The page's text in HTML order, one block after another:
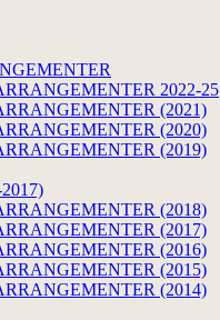
2022-25
(2021)
(2020)
(2019)
(2018)
(2017)
(2016)
(2015)
(2014)